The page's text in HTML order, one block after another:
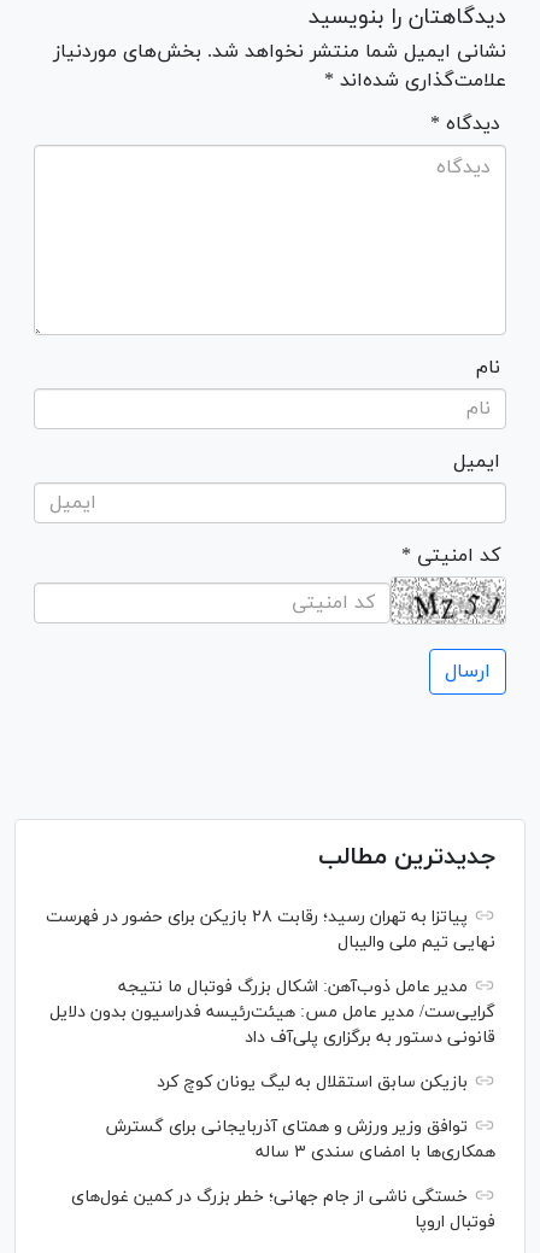
دیدگاهتان را بنویسید
نشانی ایمیل شما منتشر نخواهد شد. بخش‌های موردنیاز
علامت‌گذاری شده‌اند *
* دیدگاه
نام
ایمیل
* کد امنیتی
جدیدترین مطالب
پیاتزا به تهران رسید؛ رقابت ۲۸ بازیکن برای حضور در فهرست
نهایی تیم ملی والیبال
مدیر عامل ذوب‌آهن: اشکال بزرگ فوتبال ما نتیجه
گرایی‌ست/ مدیر عامل مس: هیئت‌رئیسه فدراسیون بدون دلایل
قانونی دستور به برگزاری پلی‌آف داد
بازیکن سابق استقلال به لیگ یونان کوچ کرد
توافق وزیر ورزش و همتای آذربایجانی برای گسترش
همکاری‌ها با امضای سندی ۳ ساله
خستگی ناشی از جام جهانی؛ خطر بزرگ در کمین غول‌های
فوتبال اروپا